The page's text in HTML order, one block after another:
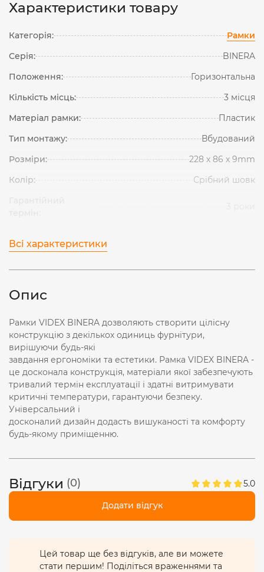
Характеристики товару
Категорія:
Рамки
Серія:
BINERA
Положення:
Горизонтальна
Кількість місць:
3 місця
Матеріал рамки:
Пластик
Тип монтажу:
Вбудований
Розміри:
228 х 86 х 9mm
Колір:
Срібний шовк
Всі характеристики
Опис
Рамки VIDEX BINERA дозволяють створити цілісну
конструкцію з декількох одиниць фурнітури,
вирішуючи будь-які
завдання ергономіки та естетики. Рамка VIDEX BINERA -
це досконала конструкція, матеріали якої забезпечують
тривалий термін експлуатації і здатні витримувати
критичні температури, гарантуючи безпеку.
Універсальний і
досконалий дизайн додасть вишуканості та комфорту
будь-якому приміщенню.
Відгуки (0) 5.0
Додати відгук
Цей товар ще без відгуків, але ви можете
стати першим! Поділіться враженнями та